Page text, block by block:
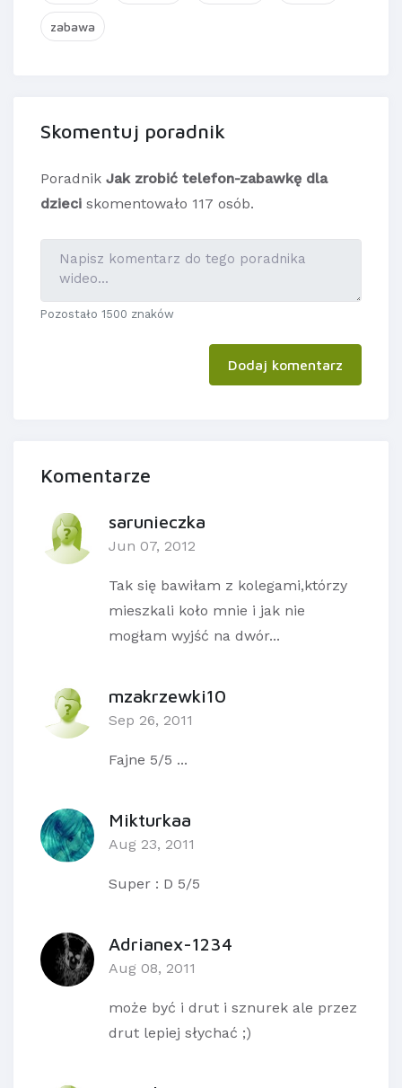
zabawa
Skomentuj poradnik
Poradnik Jak zrobić telefon-zabawkę dla
dzieci skomentowało 117 osób.
Pozostało 1500 znaków
Dodaj komentarz
Komentarze
sarunieczka
Jun 07, 2012
Tak się bawiłam z kolegami,którzy
mieszkali koło mnie i jak nie
mogłam wyjść na dwór...
mzakrzewki10
Sep 26, 2011
Fajne 5/5 ...
Mikturkaa
Aug 23, 2011
Super : D 5/5
Adrianex-1234
Aug 08, 2011
może być i drut i sznurek ale przez
drut lepiej słychać ;)